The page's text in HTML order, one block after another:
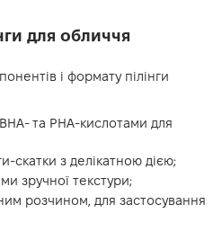
для обличчя
і формату пілінги
та PHA-кислотами для
скатки з делікатною дією;
зручної текстури;
розчином, для застосування